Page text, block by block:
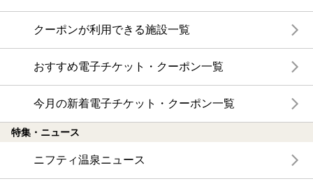
クーポンが利用できる施設一覧
おすすめ電子チケット・クーポン一覧
今月の新着電子チケット・クーポン一覧
特集・ニュース
ニフティ温泉ニュース